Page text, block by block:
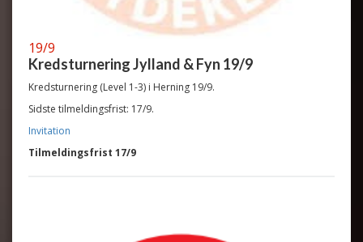
19/9
Kredsturnering Jylland & Fyn 19/9
Kredsturnering (Level 1-3) i Herning 19/9.
Sidste tilmeldingsfrist: 17/9.
Invitation
Tilmeldingsfrist 17/9